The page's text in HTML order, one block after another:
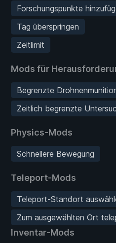
Forschungspunkte
Tag überspringen
Zeitlimit
Mods für
Begrenzte
Zeitlich begrenzte
Physics-Mods
Schnellere Bewegung
Teleport-Mods
Teleport-Standort
Zum ausgewählten Ort
Inventar-Mods